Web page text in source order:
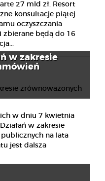
27 mld zł. Resort
konsultacje piątej
oczyszczania
zbierane będą do 16
w zakresie
w dniu 7 kwietnia
w zakresie
na lata
jest dalsza